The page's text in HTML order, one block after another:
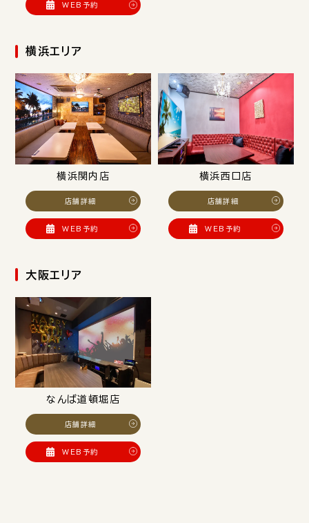
WEB予約
横浜エリア
横浜関内店
店舗詳細
WEB予約
横浜西口店
店舗詳細
WEB予約
大阪エリア
なんば道頓堀店
店舗詳細
WEB予約